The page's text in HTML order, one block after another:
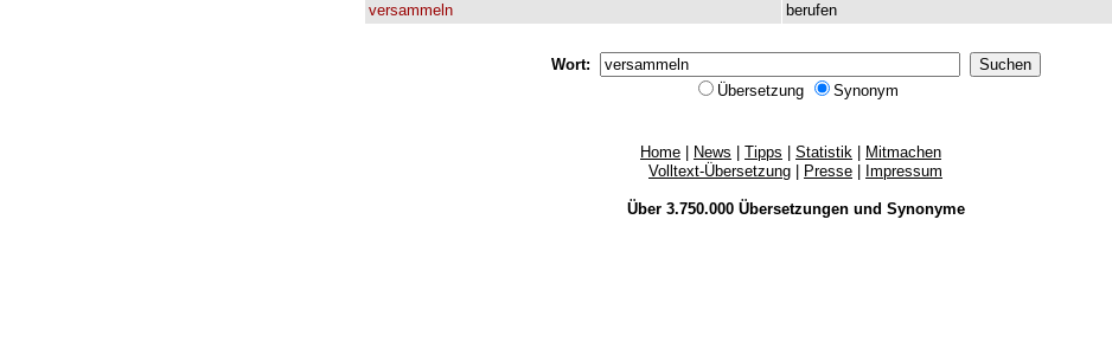
versammeln
berufen
Wort:
Übersetzung
Synonym
Home News Tipps Statistik
Mitmachen
Volltext-Übersetzung
Presse Impressum
Über 3.750.000 Übersetzungenund Synonyme